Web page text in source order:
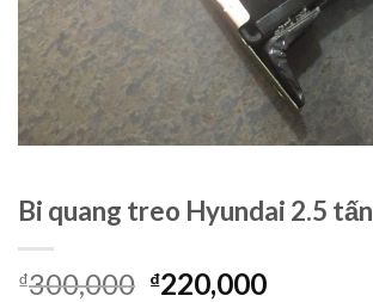
Bi quang treo Hyundai 2.5 tấn
₫300,000 ₫220,000